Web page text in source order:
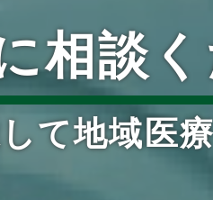
相談
て地域医